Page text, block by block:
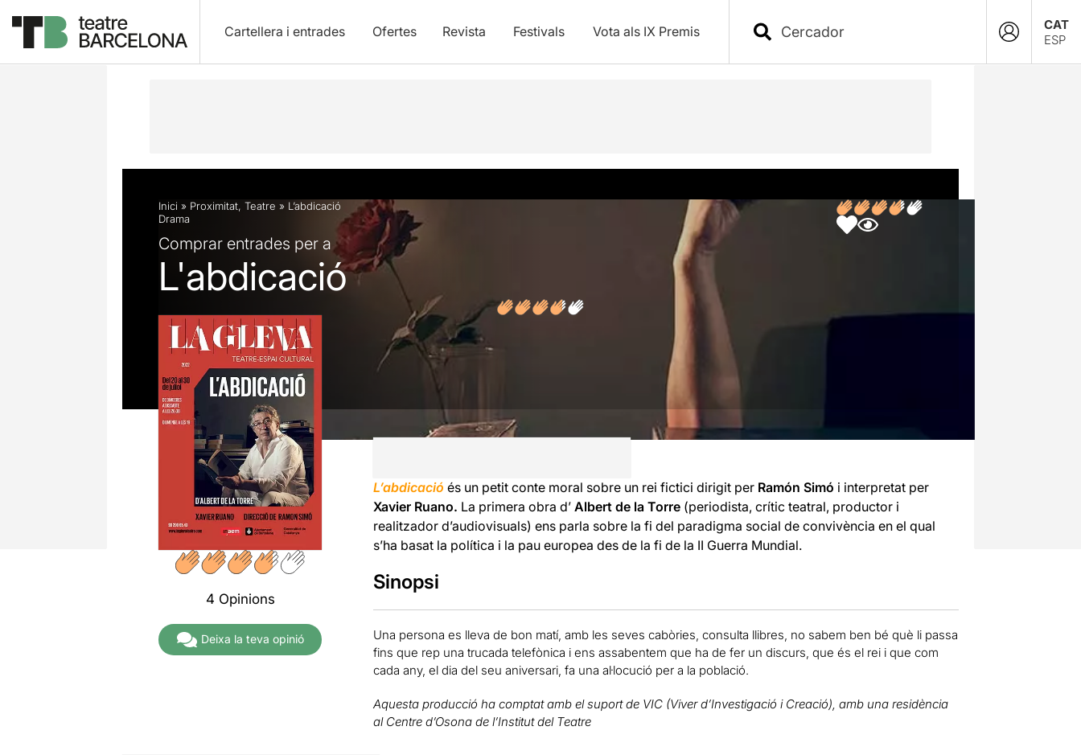
Cartellera i entrades Ofertes Revista Festivals Vota als IX Premis
CAT
ESP
Descripció Fitxa artística Fotos i vídeos Opinions
Inici » Proximitat, Teatre » L’abdicació
Drama
Comprar entrades per a
L'abdicació
4 Opinions
Deixa la teva opinió
L’abdicació és un petit conte moral sobre un rei fictici dirigit per Ramón Simó i interpretat per
Xavier Ruano. La primera obra d’ Albert de la Torre(periodista, crític teatral, productor i
realitzador d’audiovisuals) ens parla sobre la fi del paradigma social de convivència en el qual
s’ha basat la política i la pau europea des de la fi de la II Guerra Mundial.
Sinopsi
Una persona es lleva de bon matí, amb les seves cabòries, consulta llibres, no sabem ben bé què li passa
fins que rep una trucada telefònica i ens assabentem que ha de fer un discurs, que és el rei i que com
cada any, el dia del seu aniversari, fa una al·locució per a la població.
Aquesta producció ha comptat amb el suport de VIC (Viver d’Investigació i Creació), amb una residència
al Centre d’Osona de l’Institut del Teatre